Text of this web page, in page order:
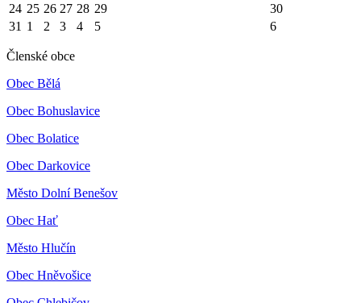
24 25 26 27 28 29
30
31 1 2 3 4 5 6
Členské obce
Obec Bělá
Obec Bohuslavice
Obec Bolatice
Obec Darkovice
Město Dolní Benešov
Obec Hať
Město Hlučín
Obec Hněvošice